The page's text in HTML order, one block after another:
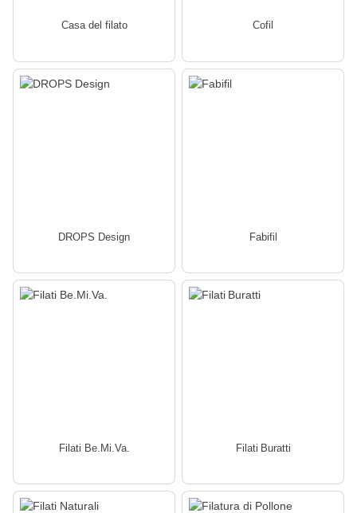
Casa del filato Cofil
DROPS Design Fabifil
Filati Be.Mi.Va. Filati Buratti